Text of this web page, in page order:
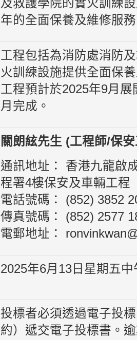
及救護學院的實火訓練
年的全面保養及維修服務
工程包括為消防處消防
火訓練設施提供全面保
工程預計於2025年9月
月完成。
關朗絃先生 (工程師/保
通訊地址： 香港九龍啟
程署4樓保安及車輛工程
電話號碼： (852) 3852
傳真號碼： (852) 2577
電郵地址：
2025年6月13日星期五中
投標者必須透過電子投
約）遞交電子投標書。